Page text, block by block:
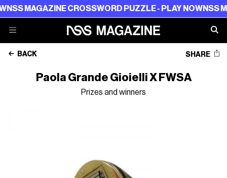
MAGAZINE CROSSWORD PUZZLE - PLAY NOWNSS
BACK SHARE
Paola Grande Gioielli X FWSA
Prizes and winners